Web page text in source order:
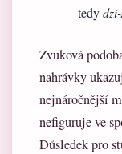
tedydzi-
Zvuková
nahrávky
nejnáročnější
nefiguruje ve
Důsledek pro